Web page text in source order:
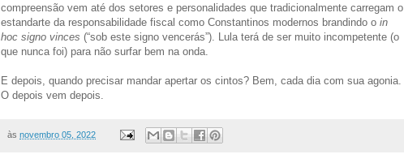
compreensão vem até dos setores e personalidades que tradicionalmente carregam o
estandarte da responsabilidade fiscal como Constantinos modernos brandindo o in
hoc signo vinces (“sob este signo vencerás”). Lula terá de ser muito incompetente (o
que nunca foi) para não surfar bem na onda.
E depois, quando precisar mandar apertar os cintos? Bem, cada dia com sua agonia.
O depois vem depois.
às novembro 05, 2022